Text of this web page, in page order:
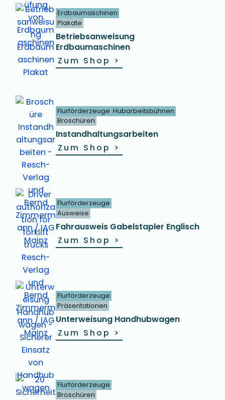
Erdbaumaschinen
Plakate
Betriebsanweisung
Erdbaumaschinen
Zum Shop >
Flurförderzeuge Hubarbeitsbühnen
Broschüren
Instandhaltungsarbeiten
Zum Shop >
Flurförderzeuge
Ausweise
Fahrausweis Gabelstapler Englisch
Zum Shop >
Flurförderzeuge
Präsentationen
Unterweisung Handhubwagen
Zum Shop >
Flurförderzeuge
Broschüren